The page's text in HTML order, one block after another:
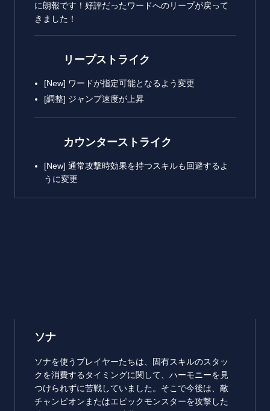
に朗報です！好評だったワードへのリープが戻って
きました！
リープストライク
[New] ワードが指定可能となるよう変更
[調整] ジャンプ速度が上昇
カウンターストライク
[New] 通常攻撃時効果を持つスキルも回避するよ
うに変更
ソナ
ソナを使うプレイヤーたちは、固有スキルのスタッ
クを消費するタイミングに関して、ハーモニーを見
つけられずに苦戦していました。そこで今後は、敵
チャンピオンまたはエピックモンスターを攻撃した